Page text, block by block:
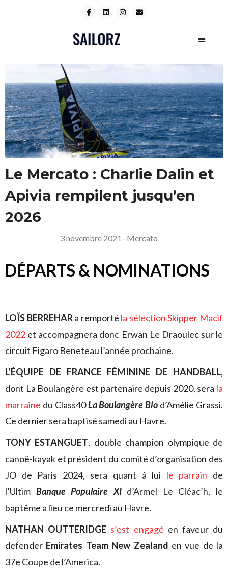
Le Mercato : Charlie Dalin et
Apivia rempilent jusqu’en
2026
3 novembre 2021 –Mercato
DÉPARTS & NOMINATIONS
LOÏS BERREHARa remporté la sélection Skipper Macif
2022 et accompagnera donc Erwan Le Draoulec sur le
circuit Figaro Beneteau l’année prochaine.
L’ÉQUIPE DE FRANCE FÉMININE DE HANDBALL,
dont La Boulangère est partenaire depuis 2020, sera la
marraine du Class40La Boulangère Bio d’Amélie Grassi.
Ce dernier sera baptisé samedi au Havre.
TONY ESTANGUET, double champion olympique de
canoë-kayak et président du comité d’organisation des
JO de Paris 2024, sera quant à lui le parrain de
l’Ultim Banque Populaire XI d’Armel Le Cléac’h, le
baptême a lieu ce mercredi au Havre.
NATHAN OUTTERIDGE s’est engagé en faveur du
defender Emirates Team New Zealand en vue de la
37e Coupe de l’America.